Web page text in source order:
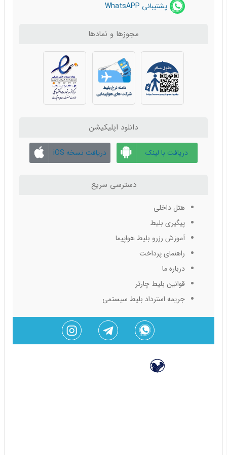
پشتیبانی WhatsAPP
مجوزها و نمادها
دانلود اپلیکیشن
دریافت با لینک
دریافت نسخه iOS
دسترسی سریع
هتل داخلی
پیگیری بلیط
آموزش رزرو بلیط هواپیما
راهنمای پرداخت
درباره ما
قوانین بلیط چارتر
جریمه استرداد بلیط سیستمی